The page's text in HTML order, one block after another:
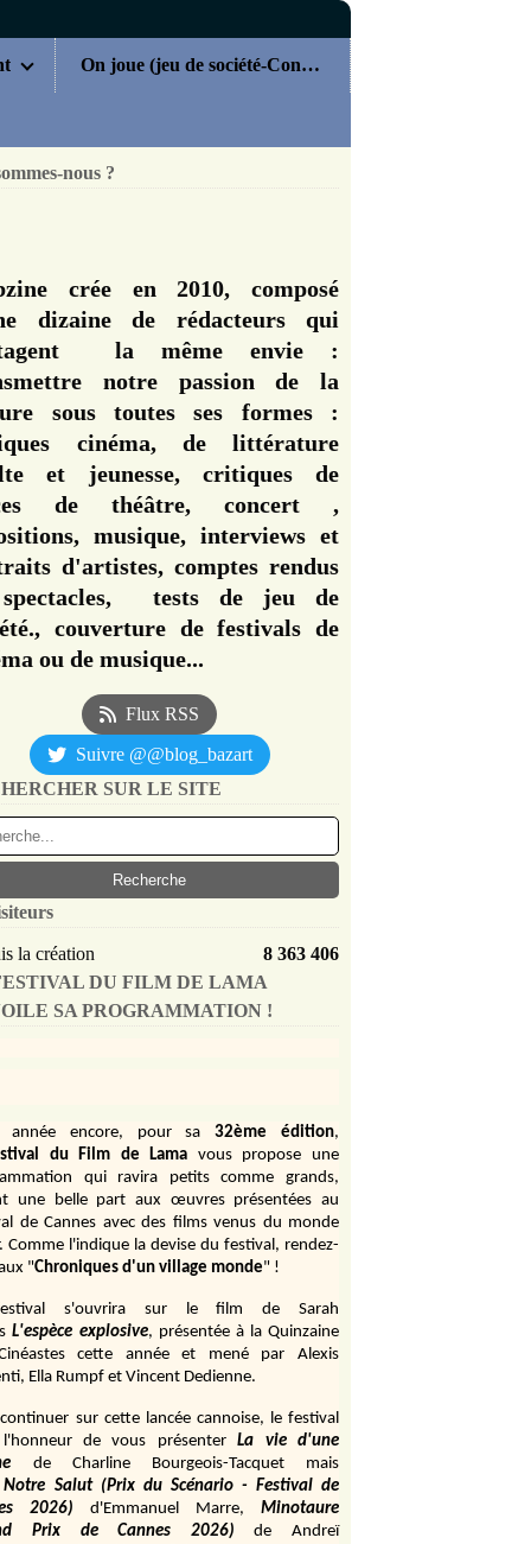
On joue (jeu de société-Concours)
nous ?
crée en 2010, composé
dizaine de rédacteurs qui
la même envie :
notre passion de la
sous toutes ses formes :
cinéma, de littérature
et jeunesse, critiques de
de théâtre, concert ,
musique, interviews et
d'artistes, comptes rendus
tests de jeu de
couverture de festivals de
ou de musique...
Flux RSS
Suivre @@blog_bazart
SUR LE SITE
la création
8 363 406
DU FILM DE LAMA
SA PROGRAMMATION !
année encore, pour sa 32ème édition,
du Film de Lama vous propose une
qui ravira petits comme grands,
une belle part aux œuvres présentées au
de Cannes avec des films venus du monde
Comme l'indique la devise du festival, rendez-
"Chroniques d'un village monde" !
s'ouvrira sur le film de Sarah
L'espèce explosive, présentée à la Quinzaine
cette année et mené par Alexis
Ella Rumpf et Vincent Dedienne.
sur cette lancée cannoise, le festival
de vous présenter
La vie d'une
de Charline Bourgeois-Tacquet
mais
Notre Salut (Prix du Scénario - Festival de
2026)
d'Emmanuel Marre,
Minotaure
Prix de Cannes 2026)
de Andreï